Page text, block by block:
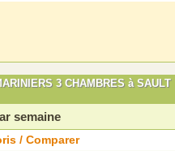
3 CHAMBRES à SAULT
semaine
/ Comparer